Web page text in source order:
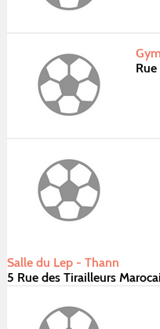
Salle du Lep - Thann
5 Rue des Tirailleurs